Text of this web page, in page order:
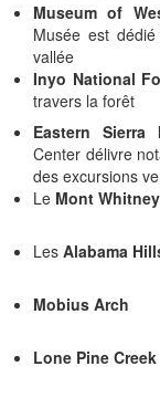
Museum of
Musée est
vallée
Inyo National
travers la forêt
Eastern Sierra
Center délivre
des excursions
Le Mont Whitney
Les Alabama
Mobius Arch
Lone Pine Creek